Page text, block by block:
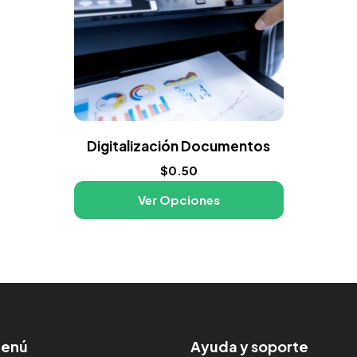
Digitalización Documentos
$0.50
Ver Opciones
Ayuda y soporte